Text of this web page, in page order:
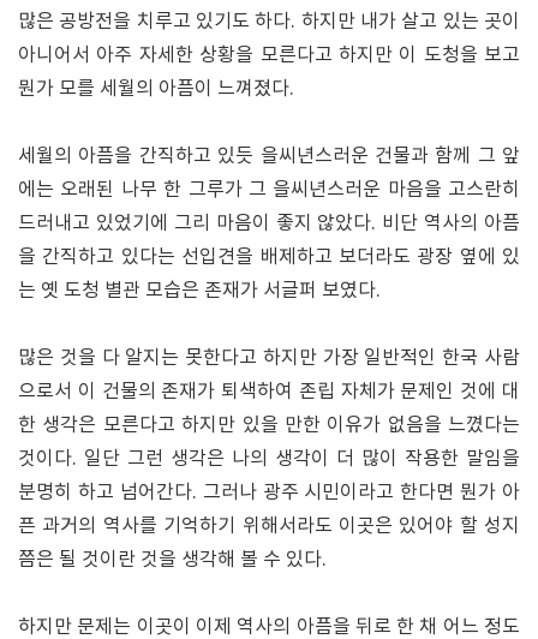
많은 공방전을 치루고 있기도 하다. 하지만 내가 살고 있는 곳이
아니어서 아주 자세한 상황을 모른다고 하지만 이 도청을 보고
뭔가 모를 세월의 아픔이 느껴졌다.
세월의 아픔을 간직하고 있듯 을씨년스러운 건물과 함께 그 앞
에는 오래된 나무 한 그루가 그 을씨년스러운 마음을 고스란히
드러내고 있었기에 그리 마음이 좋지 않았다. 비단 역사의 아픔
을 간직하고 있다는 선입견을 배제하고 보더라도 광장 옆에 있
는 옛 도청 별관 모습은 존재가 서글퍼 보였다.
많은 것을 다 알지는 못한다고 하지만 가장 일반적인 한국 사람
으로서 이 건물의 존재가 퇴색하여 존립 자체가 문제인 것에 대
한 생각은 모른다고 하지만 있을 만한 이유가 없음을 느꼈다는
것이다. 일단 그런 생각은 나의 생각이 더 많이 작용한 말임을
분명히 하고 넘어간다. 그러나 광주 시민이라고 한다면 뭔가 아
픈 과거의 역사를 기억하기 위해서라도 이곳은 있어야 할 성지
쯤은 될 것이란 것을 생각해 볼 수 있다.
하지만 문제는 이곳이 이제 역사의 아픔을 뒤로 한 채 어느 정도